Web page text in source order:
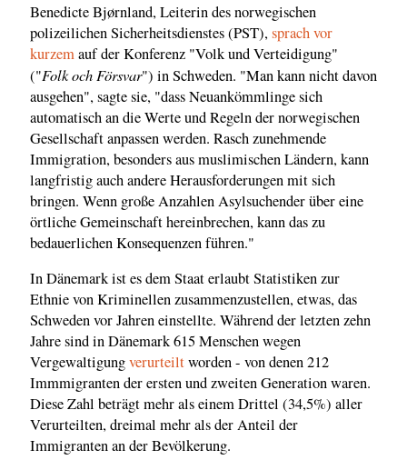
Benedicte Bjørnland, Leiterin des norwegischen
polizeilichen Sicherheitsdienstes (PST),sprach vor
kurzemauf der Konferenz "Volk und Verteidigung"
("Folk och Försvar") in Schweden. "Man kann nicht davon
ausgehen", sagte sie, "dass Neuankömmlinge sich
automatisch an die Werte und Regeln der norwegischen
Gesellschaft anpassen werden. Rasch zunehmende
Immigration, besonders aus muslimischen Ländern, kann
langfristig auch andere Herausforderungen mit sich
bringen. Wenn große Anzahlen Asylsuchender über eine
örtliche Gemeinschaft hereinbrechen, kann das zu
bedauerlichen Konsequenzen führen."
In Dänemark ist es dem Staat erlaubt Statistiken zur
Ethnie von Kriminellen zusammenzustellen, etwas, das
Schweden vor Jahren einstellte. Während der letzten zehn
Jahre sind in Dänemark 615 Menschen wegen
Vergewaltigungverurteiltworden - von denen 212
Immmigranten der ersten und zweiten Generation waren.
Diese Zahl beträgt mehr als einem Drittel (34,5%) aller
Verurteilten, dreimal mehr als der Anteil der
Immigranten an der Bevölkerung.